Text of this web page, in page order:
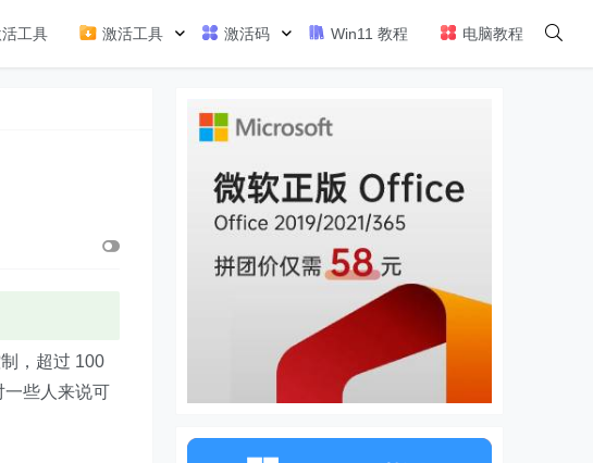
工具 激活工具 激活码 Win11 教程 电脑教程
，超过 100
一些人来说可